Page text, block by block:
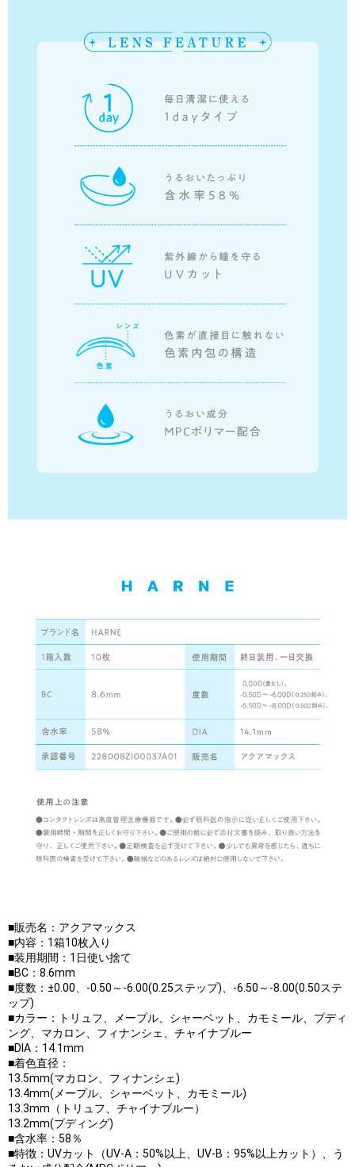
■販売名：アクアマックス
■内容：1箱10枚入り
■装用期間：1日使い捨て
■BC：8.6mm
■度数：±0.00、-0.50～-6.00(0.25ステップ)、-6.50～-8.00(0.50ステ
ップ)
■カラー：トリュフ、メープル、シャーベット、カモミール、プディ
ング、マカロン、フィナンシェ、チャイナブルー
■DIA：14.1mm
■着色直径：
13.5mm(マカロン、フィナンシェ)
13.4mm(メープル、シャーベット、カモミール)
13.3mm（トリュフ、チャイナブルー）
13.2mm(プディング)
■含水率：58％
■特徴：UVカット（UV-A：50%以上、UV-B：95%以上カット）、う